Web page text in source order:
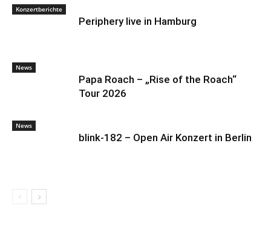
Konzertberichte
Periphery live in Hamburg
News
Papa Roach – „Rise of the Roach“
Tour 2026
News
blink-182 – Open Air Konzert in Berlin